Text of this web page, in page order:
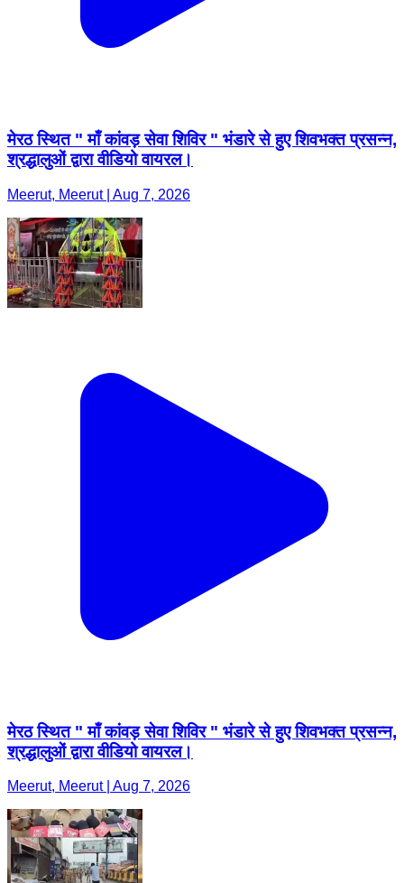
मेरठ स्थित " माँ कांवड़ सेवा शिविर " भंडारे से हुए शिवभक्त प्रसन्न,
श्रद्धालुओं द्वारा वीडियो वायरल।
Meerut, Meerut | Aug 7, 2026
मेरठ स्थित " माँ कांवड़ सेवा शिविर " भंडारे से हुए शिवभक्त प्रसन्न,
श्रद्धालुओं द्वारा वीडियो वायरल।
Meerut, Meerut | Aug 7, 2026